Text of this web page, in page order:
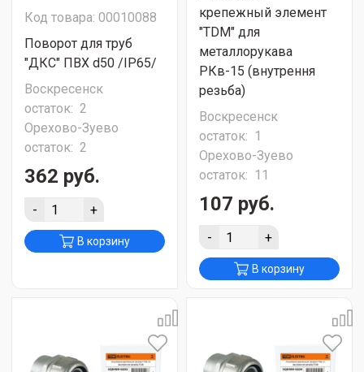
Код товара: 00010088
Поворот для труб
"ДКС" ПВХ d50 /IP65/
Воскресенск
остаток: 2
Орехово-Зуево
остаток: 2
362 руб.
- +
В корзину
крепежный элемент
"TDM" для
металлорукава
РКв-15 (внутрення
резьба)
Воскресенск
остаток: 1
Орехово-Зуево
остаток: 11
107 руб.
- +
В корзину